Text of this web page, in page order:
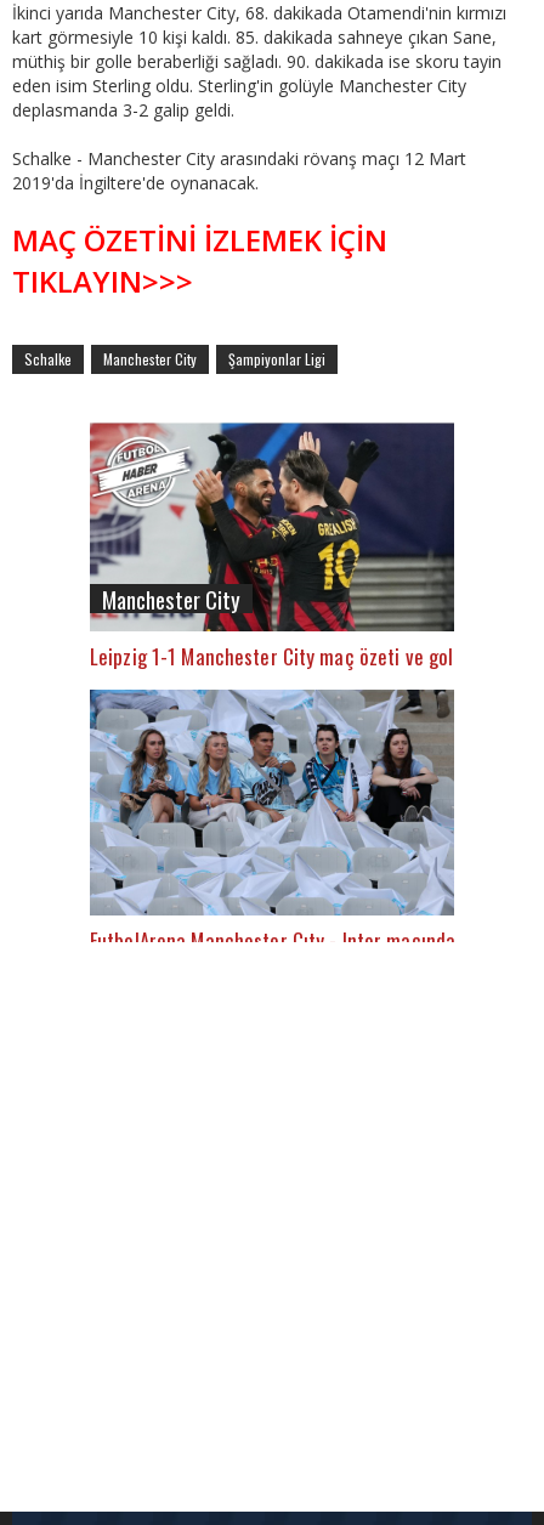
İkinci yarıda Manchester City, 68. dakikada Otamendi'nin kırmızı
kart görmesiyle 10 kişi kaldı. 85. dakikada sahneye çıkan Sane,
müthiş bir golle beraberliği sağladı. 90. dakikada ise skoru tayin
eden isim Sterling oldu. Sterling'in golüyle Manchester City
deplasmanda 3-2 galip geldi.
Schalke - Manchester City arasındaki rövanş maçı 12 Mart
2019'da İngiltere'de oynanacak.
MAÇ ÖZETİNİ İZLEMEK İÇİN
TIKLAYIN>>>
Schalke Manchester City Şampiyonlar Ligi
Manchester City
Leipzig 1-1 Manchester City maç özeti ve golleri (İZLE)
FutbolArena Manchester Cıty - Inter maçında